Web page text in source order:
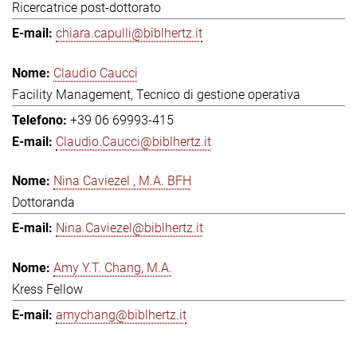
Ricercatrice post-dottorato
chiara.capulli@biblhertz.it
Claudio Caucci
Facility Management, Tecnico di gestione operativa
+39 06 69993-415
Claudio.Caucci@biblhertz.it
Nina Caviezel , M.A. BFH
Dottoranda
Nina.Caviezel@biblhertz.it
Amy Y.T. Chang, M.A.
Kress Fellow
amychang@biblhertz.it